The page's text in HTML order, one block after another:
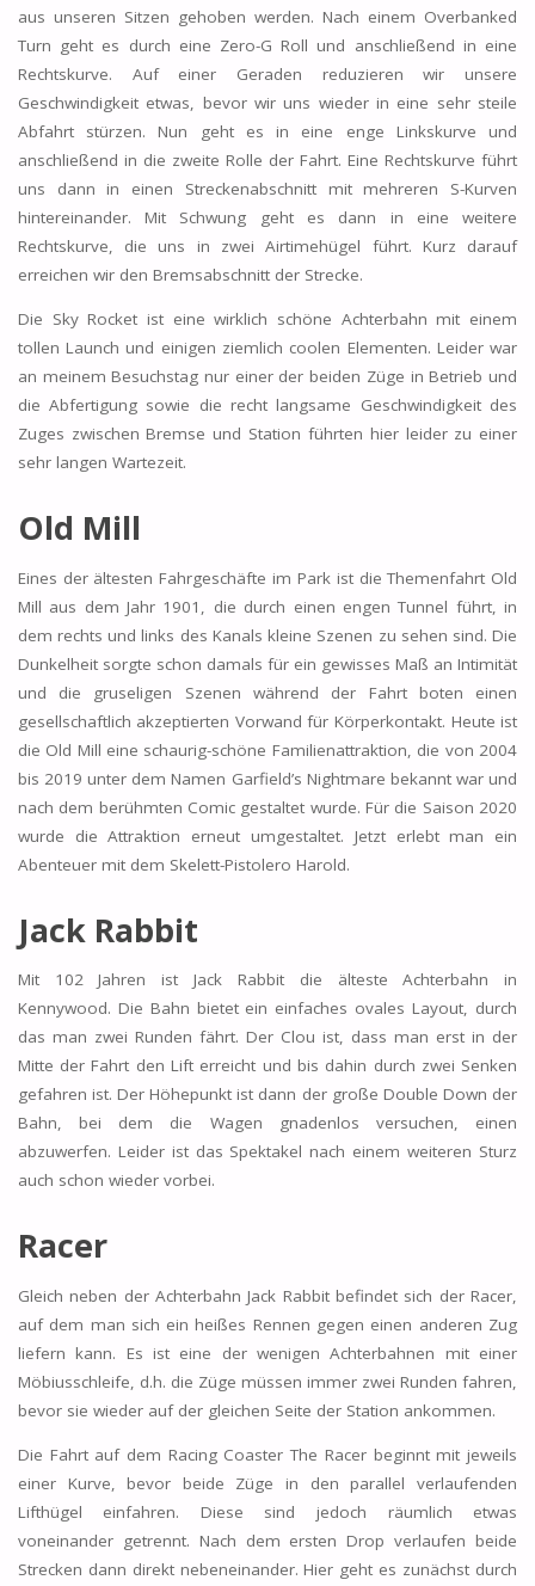
aus unseren Sitzen gehoben werden. Nach einem Overbanked
Turn geht es durch eine Zero-G Roll und anschließend in eine
Rechtskurve. Auf einer Geraden reduzieren wir unsere
Geschwindigkeit etwas, bevor wir uns wieder in eine sehr steile
Abfahrt stürzen. Nun geht es in eine enge Linkskurve und
anschließend in die zweite Rolle der Fahrt. Eine Rechtskurve führt
uns dann in einen Streckenabschnitt mit mehreren S-Kurven
hintereinander. Mit Schwung geht es dann in eine weitere
Rechtskurve, die uns in zwei Airtimehügel führt. Kurz darauf
erreichen wir den Bremsabschnitt der Strecke.
Die Sky Rocket ist eine wirklich schöne Achterbahn mit einem
tollen Launch und einigen ziemlich coolen Elementen. Leider war
an meinem Besuchstag nur einer der beiden Züge in Betrieb und
die Abfertigung sowie die recht langsame Geschwindigkeit des
Zuges zwischen Bremse und Station führten hier leider zu einer
sehr langen Wartezeit.
Old Mill
Eines der ältesten Fahrgeschäfte im Park ist die Themenfahrt Old
Mill aus dem Jahr 1901, die durch einen engen Tunnel führt, in
dem rechts und links des Kanals kleine Szenen zu sehen sind. Die
Dunkelheit sorgte schon damals für ein gewisses Maß an Intimität
und die gruseligen Szenen während der Fahrt boten einen
gesellschaftlich akzeptierten Vorwand für Körperkontakt. Heute ist
die Old Mill eine schaurig-schöne Familienattraktion, die von 2004
bis 2019 unter dem Namen Garfield’s Nightmare bekannt war und
nach dem berühmten Comic gestaltet wurde. Für die Saison 2020
wurde die Attraktion erneut umgestaltet. Jetzt erlebt man ein
Abenteuer mit dem Skelett-Pistolero Harold.
Jack Rabbit
Mit 102 Jahren ist Jack Rabbit die älteste Achterbahn in
Kennywood. Die Bahn bietet ein einfaches ovales Layout, durch
das man zwei Runden fährt. Der Clou ist, dass man erst in der
Mitte der Fahrt den Lift erreicht und bis dahin durch zwei Senken
gefahren ist. Der Höhepunkt ist dann der große Double Down der
Bahn, bei dem die Wagen gnadenlos versuchen, einen
abzuwerfen. Leider ist das Spektakel nach einem weiteren Sturz
auch schon wieder vorbei.
Racer
Gleich neben der Achterbahn Jack Rabbit befindet sich der Racer,
auf dem man sich ein heißes Rennen gegen einen anderen Zug
liefern kann. Es ist eine der wenigen Achterbahnen mit einer
Möbiusschleife, d.h. die Züge müssen immer zwei Runden fahren,
bevor sie wieder auf der gleichen Seite der Station ankommen.
Die Fahrt auf dem Racing Coaster The Racer beginnt mit jeweils
einer Kurve, bevor beide Züge in den parallel verlaufenden
Lifthügel einfahren. Diese sind jedoch räumlich etwas
voneinander getrennt. Nach dem ersten Drop verlaufen beide
Strecken dann direkt nebeneinander. Hier geht es zunächst durch